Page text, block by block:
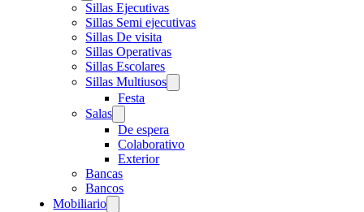
Sillas Ejecutivas
Sillas Semi ejecutivas
Sillas De visita
Sillas Operativas
Sillas Escolares
Sillas Multiusos
Festa
Salas
De espera
Colaborativo
Exterior
Bancas
Bancos
Mobiliario